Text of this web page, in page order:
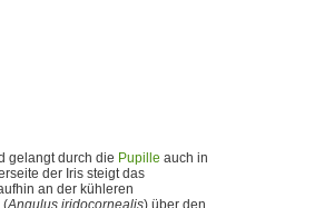
gelangt durch die Pupille auch in
der Iris steigt das
an der kühleren
(Angulus iridocornealis) über den